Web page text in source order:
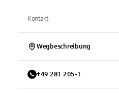
Kontakt
Wegbeschreibung
+49 281 205-1